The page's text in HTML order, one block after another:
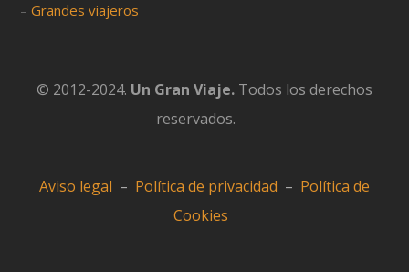
–Grandes viajeros
© 2012-2024. Un Gran Viaje. Todos los derechos
reservados.
Aviso legal – Política de privacidad – Política de
Cookies